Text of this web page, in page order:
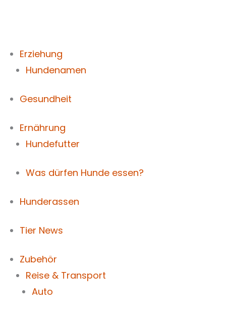
Erziehung
Hundenamen
Gesundheit
Ernährung
Hundefutter
Was dürfen Hunde essen?
Hunderassen
Tier News
Zubehör
Reise & Transport
Auto